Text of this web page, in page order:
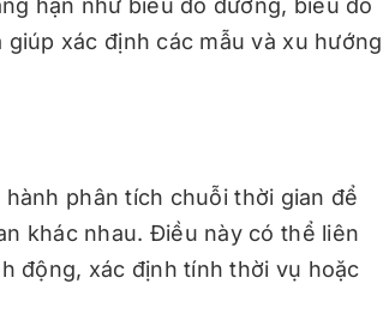
hạn như biểu đồ đường, biểu đồ
xác định các mẫu và xu hướng
phân tích chuỗi thời gian để
khác nhau. Điều này có thể liên
động, xác định tính thời vụ hoặc